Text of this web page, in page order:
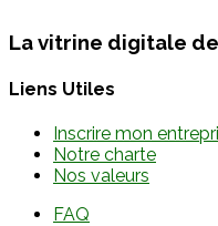
La vitrine digitale
Liens Utiles
Inscrire mon
Notre charte
Nos valeurs
FAQ